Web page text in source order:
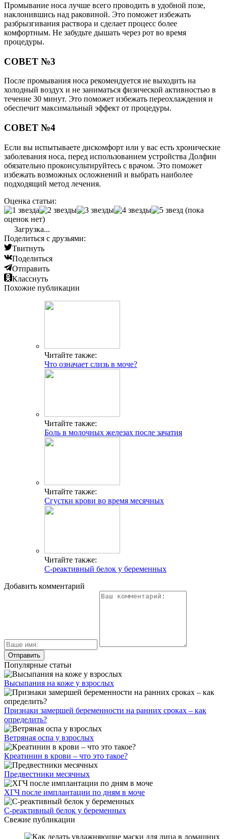
Промывание носа лучше всего проводить в удобной позе,
наклонившись над раковиной. Это поможет избежать
разбрызгивания раствора и сделает процесс более
комфортным. Не забудьте дышать через рот во время
процедуры.
СОВЕТ №3
После промывания носа рекомендуется не выходить на
холодный воздух и не заниматься физической активностью в
течение 30 минут. Это поможет избежать переохлаждения и
обеспечит максимальный эффект от процедуры.
СОВЕТ №4
Если вы испытываете дискомфорт или у вас есть хронические
заболевания носа, перед использованием устройства Долфин
обязательно проконсультируйтесь с врачом. Это поможет
избежать возможных осложнений и выбрать наиболее
подходящий метод лечения.
Оценка статьи:
(пока
оценок нет)
Загрузка...
Поделиться с друзьями:
Твитнуть
Поделиться
Отправить
Класснуть
Похожие публикации
Читайте также:
Что означает слизь в моче?
Читайте также:
Боль в молочных железах после зачатия
Читайте также:
Сгустки крови во время месячных
Читайте также:
С-реактивный белок у беременных
Добавить комментарий
Популярные статьи
Высыпания на коже у взрослых
Признаки замершей беременности на ранних сроках – как
определить?
Ветряная оспа у взрослых
Креатинин в крови – что это такое?
Предвестники месячных
ХГЧ после имплантации по дням в моче
С-реактивный белок у беременных
Свежие публикации